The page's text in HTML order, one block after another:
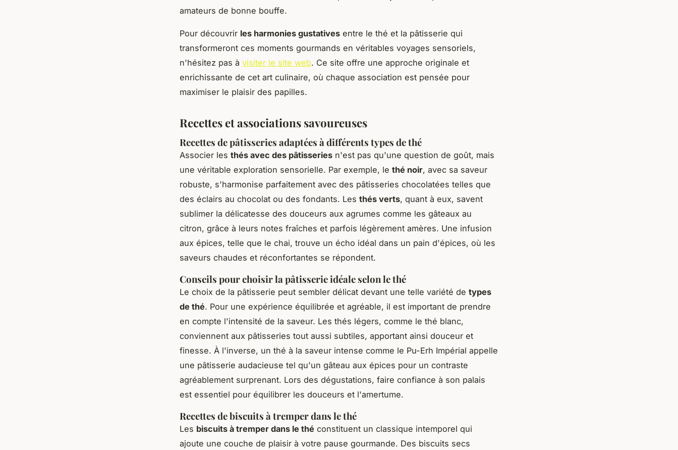
amateurs de bonne bouffe.
Pour découvrir les harmonies gustatives entre le thé et la pâtisserie qui
transformeront ces moments gourmands en véritables voyages sensoriels,
n'hésitez pas à visiter le site web. Ce site offre une approche originale et
enrichissante de cet art culinaire, où chaque association est pensée pour
maximiser le plaisir des papilles.
Recettes et associations savoureuses
Recettes de pâtisseries adaptées à différents types de thé
Associer les thés avec des pâtisseries n'est pas qu'une question de goût, mais
une véritable exploration sensorielle. Par exemple, le thé noir, avec sa saveur
robuste, s'harmonise parfaitement avec des pâtisseries chocolatées telles que
des éclairs au chocolat ou des fondants. Les thés verts, quant à eux, savent
sublimer la délicatesse des douceurs aux agrumes comme les gâteaux au
citron, grâce à leurs notes fraîches et parfois légèrement amères. Une infusion
aux épices, telle que le chai, trouve un écho idéal dans un pain d'épices, où les
saveurs chaudes et réconfortantes se répondent.
Conseils pour choisir la pâtisserie idéale selon le thé
Le choix de la pâtisserie peut sembler délicat devant une telle variété de types
de thé. Pour une expérience équilibrée et agréable, il est important de prendre
en compte l'intensité de la saveur. Les thés légers, comme le thé blanc,
conviennent aux pâtisseries tout aussi subtiles, apportant ainsi douceur et
finesse. À l'inverse, un thé à la saveur intense comme le Pu-Erh Impérial appelle
une pâtisserie audacieuse tel qu'un gâteau aux épices pour un contraste
agréablement surprenant. Lors des dégustations, faire confiance à son palais
est essentiel pour équilibrer les douceurs et l'amertume.
Recettes de biscuits à tremper dans le thé
Les biscuits à tremper dans le thé constituent un classique intemporel qui
ajoute une couche de plaisir à votre pause gourmande. Des biscuits secs